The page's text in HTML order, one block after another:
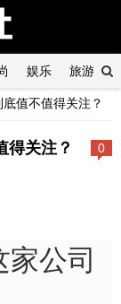
娱乐 旅游
值不值得关注？
0
得关注？
公司